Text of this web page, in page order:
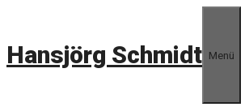
springen
Hansjörg Schmidt Menü